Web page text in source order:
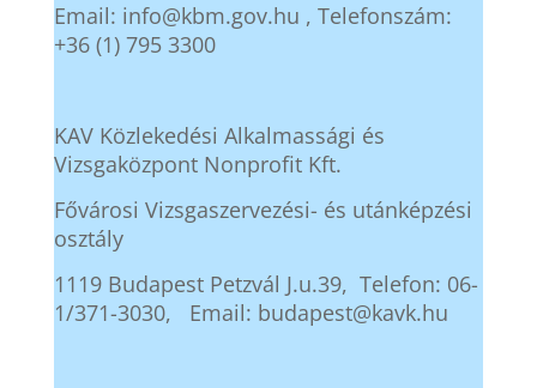
Email: info@kbm.gov.hu , Telefonszám:
+36 (1) 795 3300
KAV Közlekedési Alkalmassági és
Vizsgaközpont Nonprofit Kft.
Fővárosi Vizsgaszervezési- és utánképzési
osztály
1119 Budapest Petzvál J.u.39, Telefon: 06-
1/371-3030, Email: budapest@kavk.hu